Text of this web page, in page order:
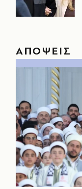
ΑΠΟΨΕΙΣ